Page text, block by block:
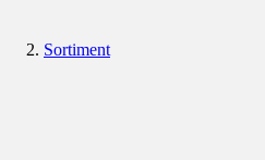
Sortiment